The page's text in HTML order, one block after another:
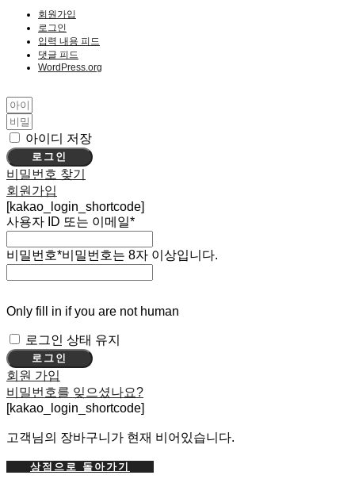
회원가입
로그인
입력 내용 피드
댓글 피드
WordPress.org
아이디 저장
로그인
비밀번호 찾기
회원가입
[kakao_login_shortcode]
사용자 ID 또는 이메일*
비밀번호*비밀번호는 8자 이상입니다.
Only fill in if you are not human
로그인 상태 유지
회원 가입
비밀번호를 잊으셨나요?
[kakao_login_shortcode]
고객님의 장바구니가 현재 비어있습니다.
상점으로 돌아가기